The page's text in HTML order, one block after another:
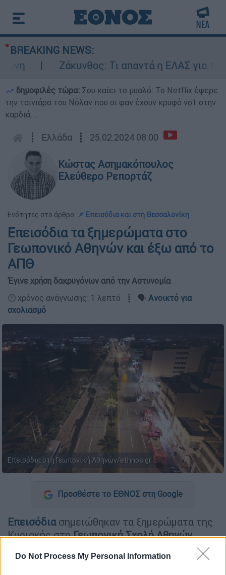
Do Not Process My Personal Information
BREAKING NEWS:
Ζάκυνθος: Τι απαντά η ΕΛΑΣ για τους
δημοφιλές τώρα: Σου καίει το μυαλό: Το Netflix έφερε
την ταινιάρα του Νόλαν που οι φαν έχουν κρυφό νο1 στην
καρδιά...
┋ Ελλάδα ┋ 25.02.2024 08:00
Κώστας Ασημακόπουλος
Ελεύθερο Ρεπορτάζ
Ενότητες στο άρθρο: 📌 Επεισόδια και στη Θεσσαλονίκη
Επεισόδια τα ξημερώματα στο
Γεωπονικό Αθηνών και έξω από το
ΑΠΘ
Έγινε χρήση δακρυγόνων από την Αστυνομία
🕛 χρόνος ανάγνωσης: 1 λεπτό ┋ 🗣️ Ανοικτό για
σχολιασμό
Επεισόδια στη Γεωπονική Αθηνών/ethnos.gr
Προσθέστε το ΕΘΝΟΣ στη Google
Επεισόδιασημειώθηκαν τα ξημερώματα της
Κυριακής στηΓεωπονική Σχολή Αθηνών
Πανεπιστήμιο Θεσσαλονίκης.